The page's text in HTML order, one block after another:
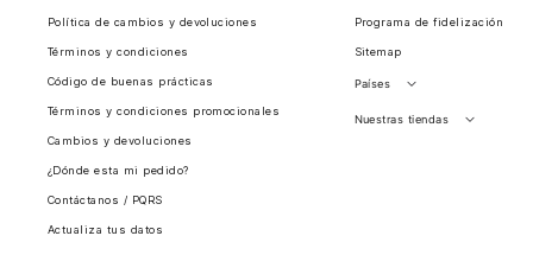
Política de cambios y devoluciones
Términos y condiciones
Código de buenas prácticas
Términos y condiciones promocionales
Cambios y devoluciones
¿Dónde esta mi pedido?
Contáctanos / PQRS
Actualiza tus datos
Programa de fidelización
Sitemap
Países
Perú
Nuestras tiendas